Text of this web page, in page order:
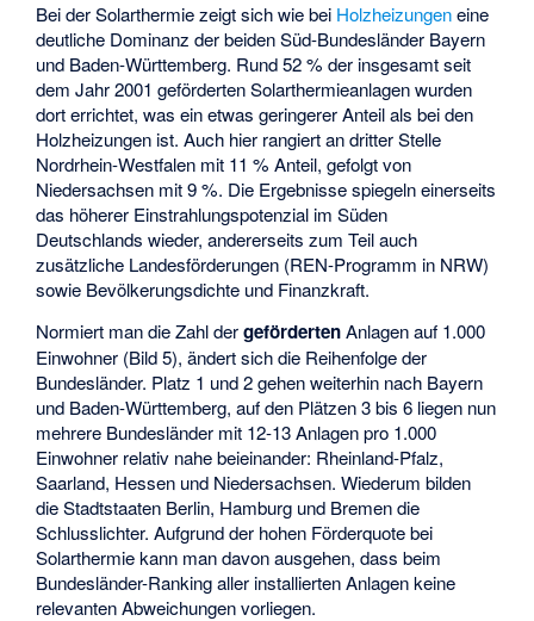
Bei der Solarthermie zeigt sich wie bei Holzheizungeneine
deutliche Dominanz der beiden Süd-Bundesländer Bayern
und Baden-Württemberg. Rund 52 % der insgesamt seit
dem Jahr 2001 geförderten Solarthermieanlagen wurden
dort errichtet, was ein etwas geringerer Anteil als bei den
Holzheizungen ist. Auch hier rangiert an dritter Stelle
Nordrhein-Westfalen mit 11 % Anteil, gefolgt von
Niedersachsen mit 9 %. Die Ergebnisse spiegeln einerseits
das höherer Einstrahlungspotenzial im Süden
Deutschlands wieder, andererseits zum Teil auch
zusätzliche Landesförderungen (REN-Programm in NRW)
sowie Bevölkerungsdichte und Finanzkraft.
Normiert man die Zahl dergefördertenAnlagen auf 1.000
Einwohner (Bild 5), ändert sich die Reihenfolge der
Bundesländer. Platz 1 und 2 gehen weiterhin nach Bayern
und Baden-Württemberg, auf den Plätzen 3 bis 6 liegen nun
mehrere Bundesländer mit 12-13 Anlagen pro 1.000
Einwohner relativ nahe beieinander: Rheinland-Pfalz,
Saarland, Hessen und Niedersachsen. Wiederum bilden
die Stadtstaaten Berlin, Hamburg und Bremen die
Schlusslichter. Aufgrund der hohen Förderquote bei
Solarthermie kann man davon ausgehen, dass beim
Bundesländer-Ranking aller installierten Anlagen keine
relevanten Abweichungen vorliegen.